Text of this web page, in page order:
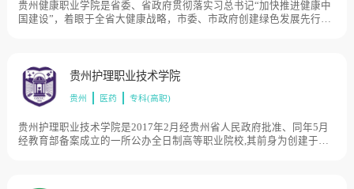
贵州健康职业学院是省委、省政府贯彻落实习总书记“加快推进健康中
国建设”，着眼于全省大健康战略，市委、市政府创建绿色发展先行示
贵州护理职业技术学院
贵州 医药 专科(高职)
贵州护理职业技术学院是2017年2月经贵州省人民政府批准、同年5月
经教育部备案成立的一所公办全日制高等职业院校,其前身为创建于